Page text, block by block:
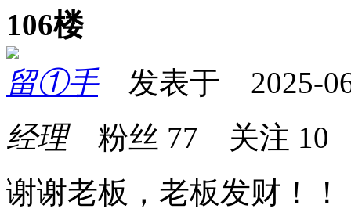
106楼
留①手发表于 2025-
经理粉丝 77 关注 10
谢谢老板，老板发财！